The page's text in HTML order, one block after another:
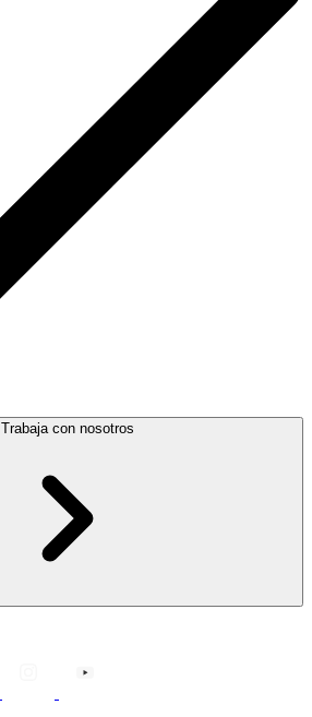
Trabaja con nosotros